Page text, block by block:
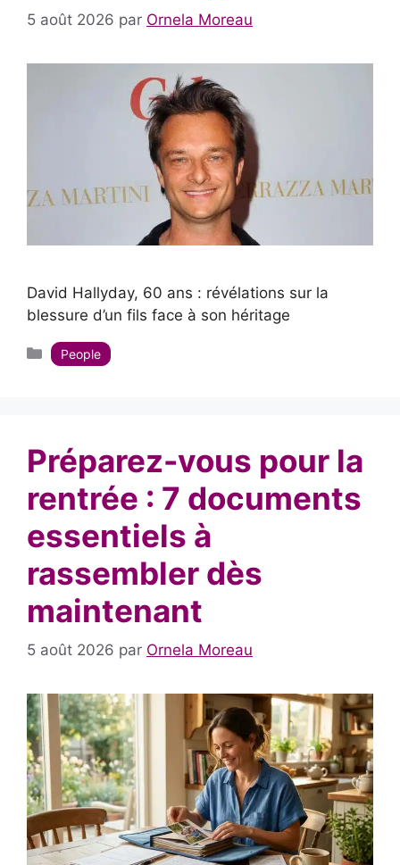
5 août 2026 par Ornela Moreau
David Hallyday, 60 ans : révélations sur la
blessure d’un fils face à son héritage
Catégories
People
Préparez-vous pour la
rentrée : 7 documents
essentiels à
rassembler dès
maintenant
5 août 2026 par Ornela Moreau